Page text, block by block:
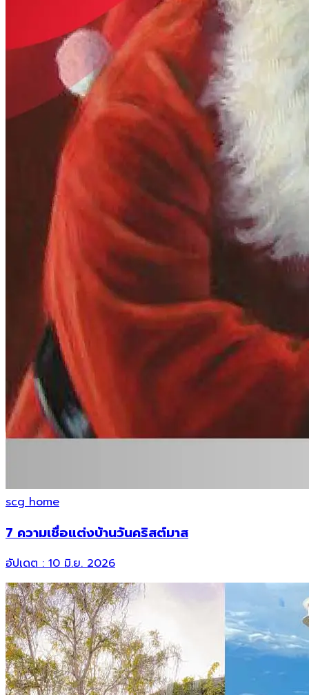
scg home
7 ความเชื่อแต่งบ้านวันคริสต์มาส
อัปเดต :10 มิ.ย. 2026